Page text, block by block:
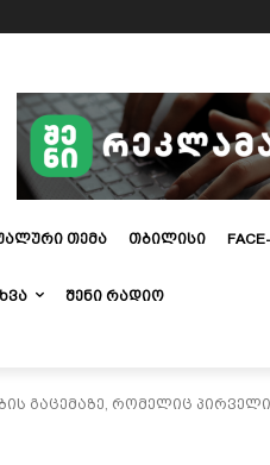
ᲗᲔᲛᲐ ᲗᲑᲘᲚᲘᲡᲘ
ᲨᲔᲜᲘ ᲠᲐᲓᲘᲝ
გაცემაზე, რომელიც